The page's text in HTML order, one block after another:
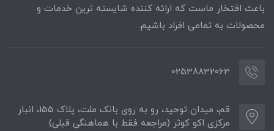
باعث افتخار ماست که ارائه کننده شایسته ترین خدمات و
محصولات به تمامی افراد باشیم.
02538832063
قم، میدان توحید، رو به روی بانک ملت، پلاک 155، انبار
مرکزی اکو کوثر (مراجعه فقط با هماهنگی قبلی)